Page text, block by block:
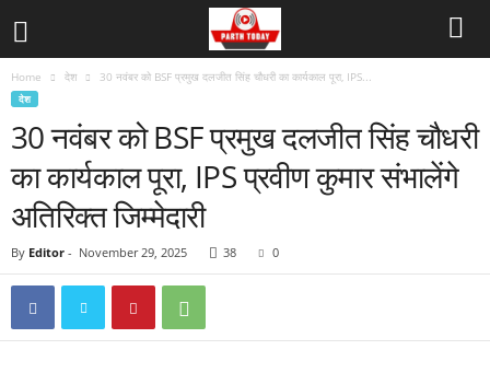
Home देश 30 नवंबर को BSF प्रमुख दलजीत सिंह चौधरी का कार्यकाल पूरा, IPS...
देश
30 नवंबर को BSF प्रमुख दलजीत सिंह चौधरी
का कार्यकाल पूरा, IPS प्रवीण कुमार संभालेंगे
अतिरिक्त जिम्मेदारी
By Editor - November 29, 2025 38 0